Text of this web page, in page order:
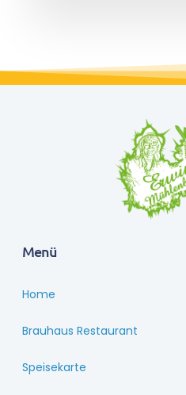
Menü
Home
Brauhaus Restaurant
Speisekarte